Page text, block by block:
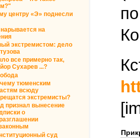
центру «Э» поднесли
на
экстремистом: дело
все примерно так,
Сухарев ...?
тюменским
всюду
экстремисты?
признал вынесение
о
суд